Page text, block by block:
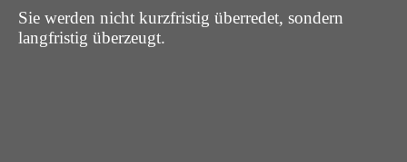
Sie werden nicht kurzfristig überredet, sondern
langfristig überzeugt.